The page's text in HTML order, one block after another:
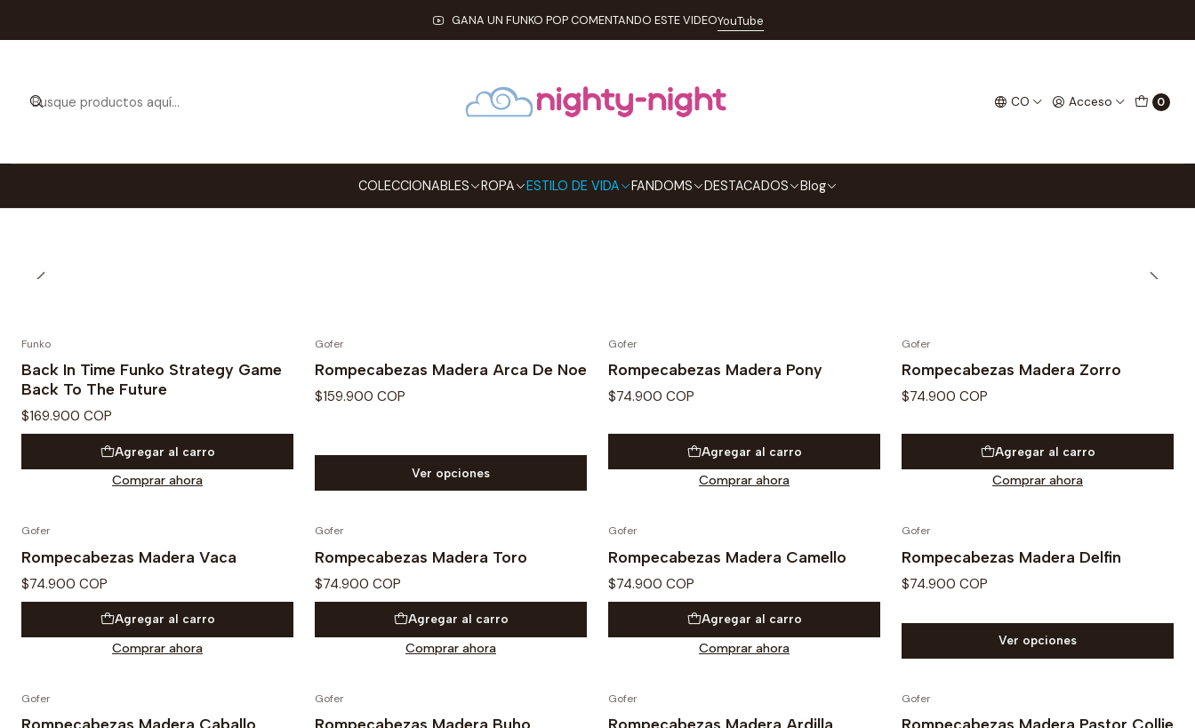
CO Acceso 0
COLECCIONABLES ROPA ESTILO DE VIDA FANDOMS DESTACADOS Blog
GANA UN FUNKO POP COMENTANDO ESTE VIDEOYouTube
Inicio ESTILO DE VIDA JUEGOS DE MESA
JUEGOS DE MESA
Disfruta juegos de mesa para la familia con Nighty-Night la cultura geek en Colombia
Funko
Back In Time Funko Strategy Game
Back To The Future
$169.900 COP
Agregar al carro
Comprar ahora
Gofer
Rompecabezas Madera Arca De Noe
$159.900 COP
Ver opciones
Gofer
Rompecabezas Madera Pony
$74.900 COP
Agregar al carro
Comprar ahora
Gofer
Rompecabezas Madera Zorro
$74.900 COP
Agregar al carro
Comprar ahora
Gofer
Rompecabezas Madera Vaca
$74.900 COP
Agregar al carro
Comprar ahora
Gofer
Rompecabezas Madera Toro
$74.900 COP
Agregar al carro
Comprar ahora
Gofer
Rompecabezas Madera Camello
$74.900 COP
Agregar al carro
Comprar ahora
Gofer
Rompecabezas Madera Delfin
$74.900 COP
Ver opciones
Gofer
Rompecabezas Madera Caballo
Gofer
Rompecabezas Madera Buho
Gofer
Rompecabezas Madera Ardilla
Gofer
Rompecabezas Madera Pastor Collie